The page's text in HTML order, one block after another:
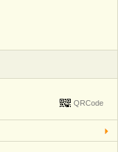
QRCode